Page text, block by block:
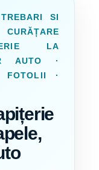
SI
LA
AUTO ·
FOTOLII ·